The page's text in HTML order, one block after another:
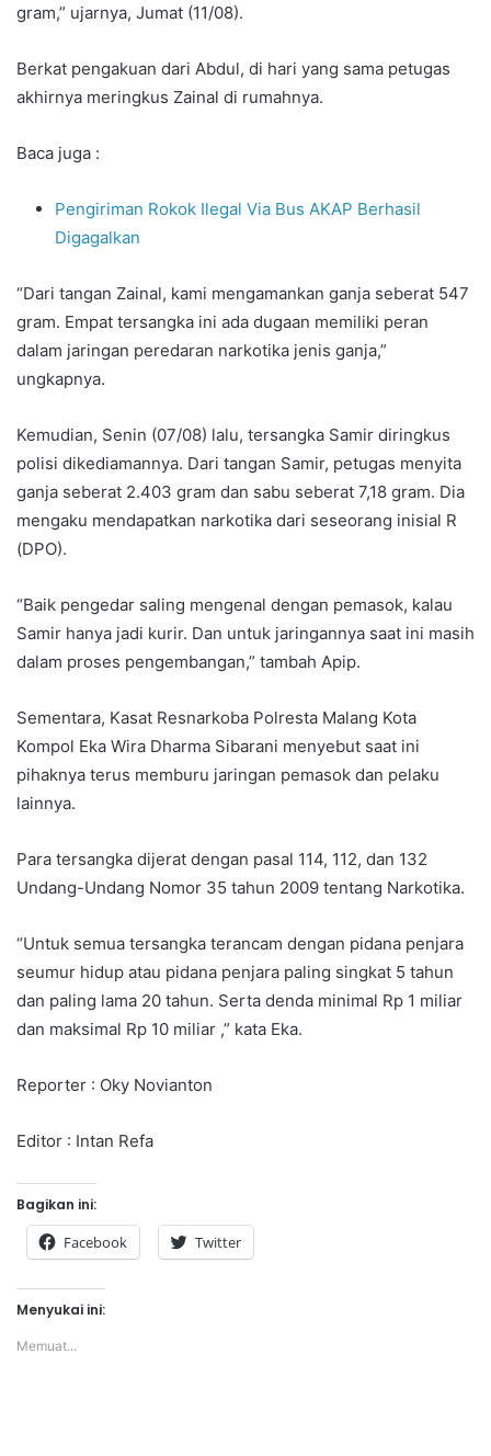
gram,” ujarnya, Jumat (11/08).
Berkat pengakuan dari Abdul, di hari yang sama petugas
akhirnya meringkus Zainal di rumahnya.
Baca juga :
Pengiriman Rokok Ilegal Via Bus AKAP Berhasil
Digagalkan
“Dari tangan Zainal, kami mengamankan ganja seberat 547
gram. Empat tersangka ini ada dugaan memiliki peran
dalam jaringan peredaran narkotika jenis ganja,”
ungkapnya.
Kemudian, Senin (07/08) lalu, tersangka Samir diringkus
polisi dikediamannya. Dari tangan Samir, petugas menyita
ganja seberat 2.403 gram dan sabu seberat 7,18 gram. Dia
mengaku mendapatkan narkotika dari seseorang inisial R
(DPO).
“Baik pengedar saling mengenal dengan pemasok, kalau
Samir hanya jadi kurir. Dan untuk jaringannya saat ini masih
dalam proses pengembangan,” tambah Apip.
Sementara, Kasat Resnarkoba Polresta Malang Kota
Kompol Eka Wira Dharma Sibarani menyebut saat ini
pihaknya terus memburu jaringan pemasok dan pelaku
lainnya.
Para tersangka dijerat dengan pasal 114, 112, dan 132
Undang-Undang Nomor 35 tahun 2009 tentang Narkotika.
“Untuk semua tersangka terancam dengan pidana penjara
seumur hidup atau pidana penjara paling singkat 5 tahun
dan paling lama 20 tahun. Serta denda minimal Rp 1 miliar
dan maksimal Rp 10 miliar ,” kata Eka.
Reporter : Oky Novianton
Editor : Intan Refa
Bagikan ini:
Facebook Twitter
Menyukai ini:
Memuat...